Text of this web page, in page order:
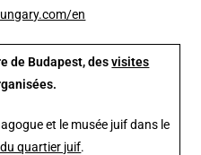
en
de Budapest, desvisites
et le musée juif dans le
quartier juif.